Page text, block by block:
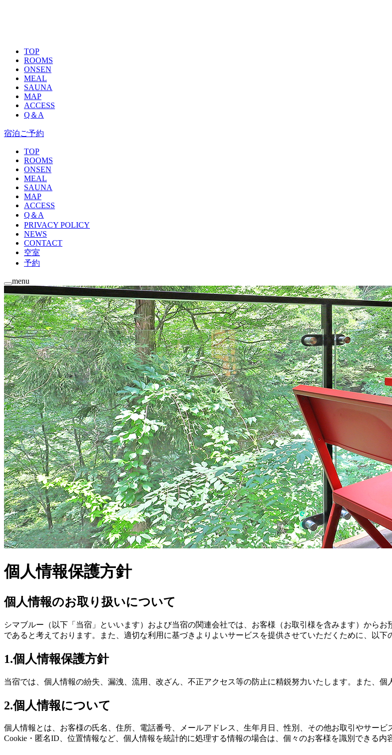
TOP
ROOMS
ONSEN
MEAL
SAUNA
MAP
ACCESS
Q＆A
宿泊ご予約
TOP
ROOMS
ONSEN
MEAL
SAUNA
MAP
ACCESS
Q＆A
PRIVACY POLICY
NEWS
CONTACT
空室
予約
menu
個人情報保護方針
個人情報のお取り扱いについて
シマブルー（以下「当宿」といいます）および当宿の関連会社では、お客様（お取引様を含みます）から
であると考えております。また、適切な利用に基づきよりよいサービスを提供させていただくために、以下
1.個人情報保護方針
当宿では、個人情報の紛失、漏洩、流用、改ざん、不正アクセス等の防止に精鋭努力いたします。また、個
2.個人情報について
個人情報とは、お客様の氏名、住所、電話番号、メールアドレス、生年月日、性別、その他お取引やサー
Cookie・匿名ID、位置情報など、個人情報を統計的に処理する情報の場合は、個々のお客様を識別できる内